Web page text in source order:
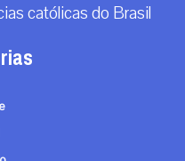
católicas do Brasil